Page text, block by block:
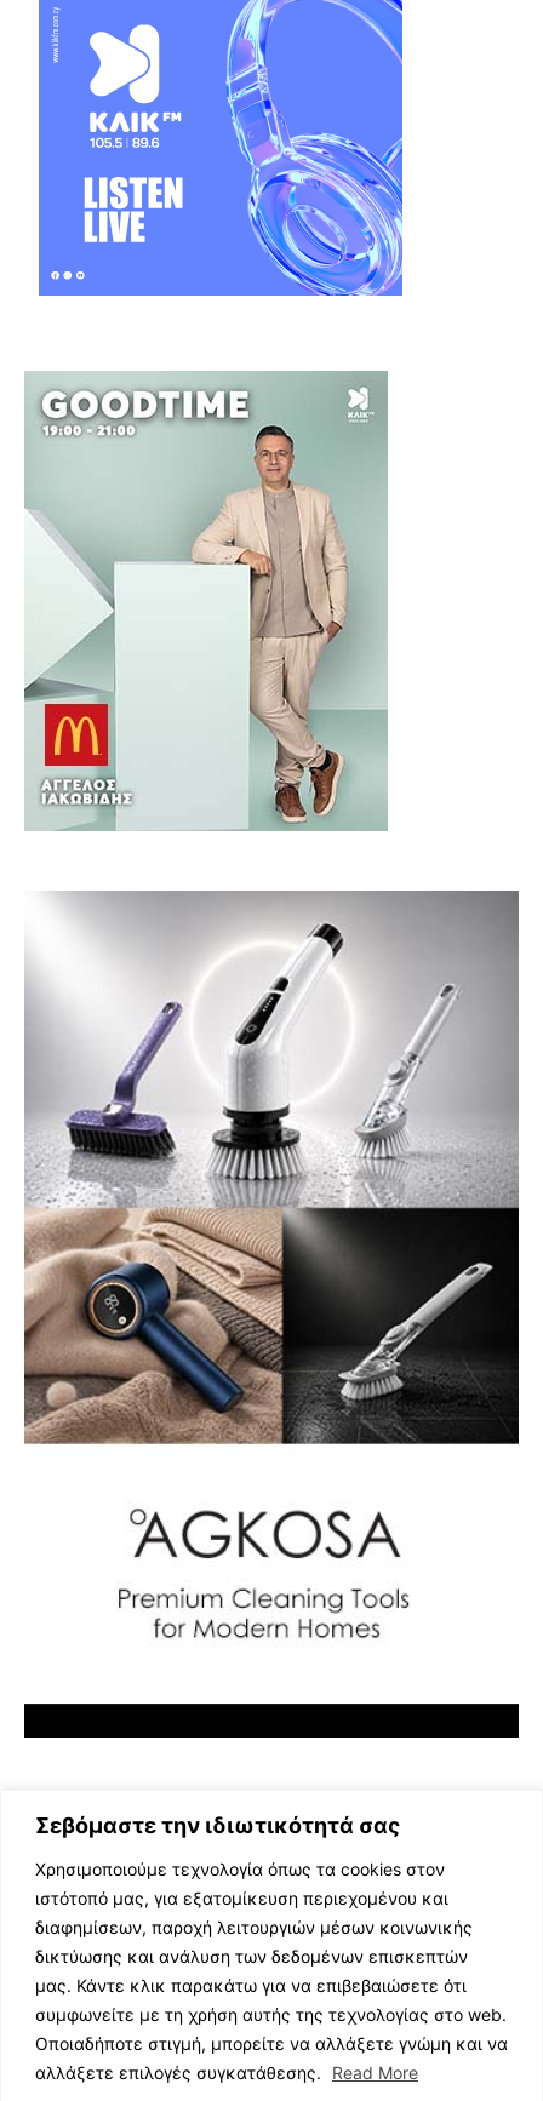
Σεβόμαστε την ιδιωτικότητά σας
Χρησιμοποιούμε τεχνολογία όπως τα cookies στον
ιστότοπό μας, για εξατομίκευση περιεχομένου και
διαφημίσεων, παροχή λειτουργιών μέσων κοινωνικής
δικτύωσης και ανάλυση των δεδομένων επισκεπτών
μας. Κάντε κλικ παρακάτω για να επιβεβαιώσετε ότι
συμφωνείτε με τη χρήση αυτής της τεχνολογίας στο web.
Οποιαδήποτε στιγμή, μπορείτε να αλλάξετε γνώμη και να
αλλάξετε επιλογές συγκατάθεσης.
Read More
ΕΛΛΗΝΙΚΗ ΜΟΥΣΙΚΗ
TV SHOWS
EVENTS
ΘΕΑΤΡΟ
ΔΙΑΓΩΝΙΣΜΟΙ